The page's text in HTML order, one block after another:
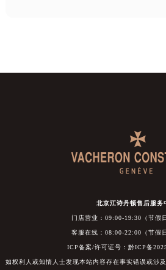
北京江诗丹顿售后服务
门店营业：09:00-19:30（节假
客服在线：08:00-22:00（节假
ICP备案/许可证号：黔ICP备
如权利人或知情人士发现本站内容存在事实错误或涉